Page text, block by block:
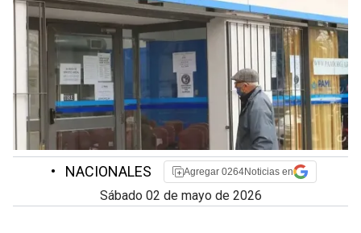
• NACIONALES Agregar 0264Noticias en
sábado 02 de mayo de 2026